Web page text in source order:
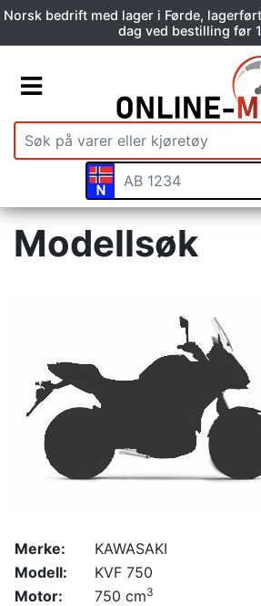
Norsk bedrift med lager i Førde,
dag ved bestilling før
Modellsøk
Merke:
KAWASAKI
Modell:
KVF 750
Motor:
750 cm3